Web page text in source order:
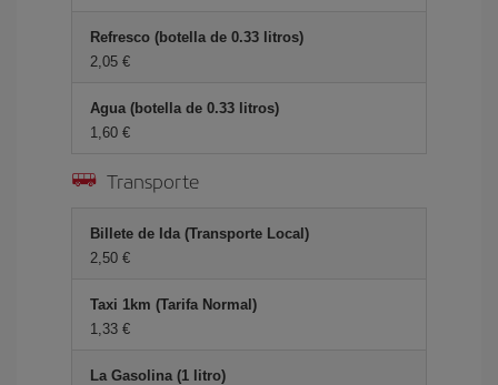
Refresco (botella de 0.33 litros)
2,05 €
Agua (botella de 0.33 litros)
1,60 €
Transporte
Billete de Ida (Transporte Local)
2,50 €
Taxi 1km (Tarifa Normal)
1,33 €
La Gasolina (1 litro)